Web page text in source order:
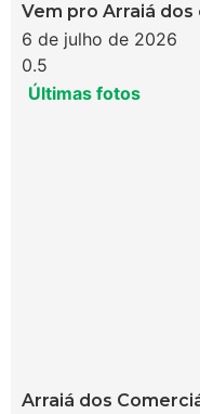
Vem pro Arraiá
6 de julho de 2026
Últimas fotos
Arraiá dos